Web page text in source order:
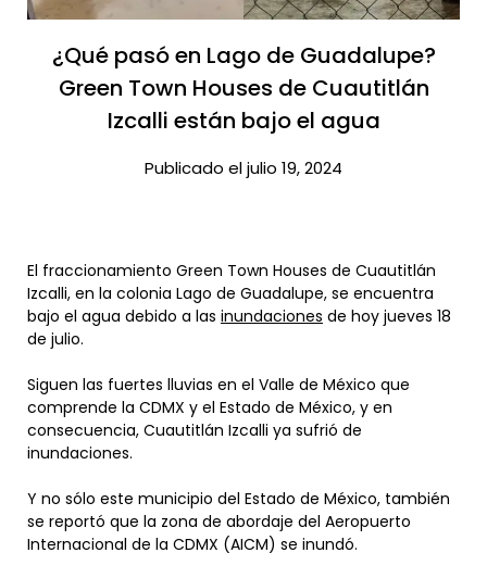
¿Qué pasó en Lago de Guadalupe?
Green Town Houses de Cuautitlán
Izcalli están bajo el agua​
Publicado el julio 19, 2024
El fraccionamiento Green Town Houses de Cuautitlán
Izcalli, en la colonia Lago de Guadalupe, se encuentra
bajo el agua debido a las inundaciones de hoy jueves 18
de julio.
Siguen las fuertes lluvias en el Valle de México que
comprende la CDMX y el Estado de México, y en
consecuencia, Cuautitlán Izcalli ya sufrió de
inundaciones.
Y no sólo este municipio del Estado de México, también
se reportó que la zona de abordaje del Aeropuerto
Internacional de la CDMX (AICM) se inundó.